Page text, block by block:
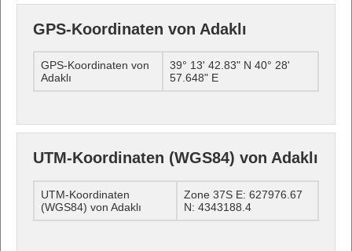
GPS-Koordinaten von Adaklı
GPS-Koordinaten von
Adaklı
39° 13' 42.83" N 40° 28'
57.648" E
UTM-Koordinaten (WGS84) von Adaklı
UTM-Koordinaten
(WGS84) von Adaklı
Zone 37S E: 627976.67
N: 4343188.4